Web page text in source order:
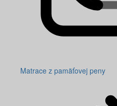
Matrace z pamäťovej peny